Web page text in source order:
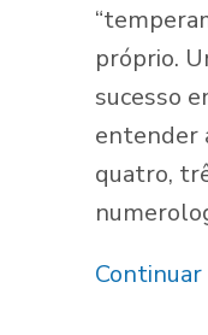
próprio.
sucesso
entender
quatro,
Continuar